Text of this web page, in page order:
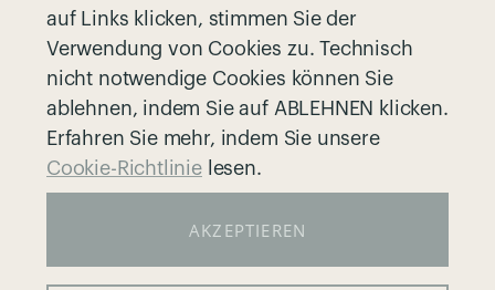
auf Links klicken, stimmen Sie der
Verwendung von Cookies zu. Technisch
nicht notwendige Cookies können Sie
ablehnen, indem Sie auf ABLEHNEN klicken.
Erfahren Sie mehr, indem Sie unsere
Cookie-Richtlinielesen.
AKZEPTIEREN
Grössenratgeber
Händleranfragen
Ein Geschäft finden
Datenschutzrichtlinie
Allgemeine Geschäftsbedingungen
Y